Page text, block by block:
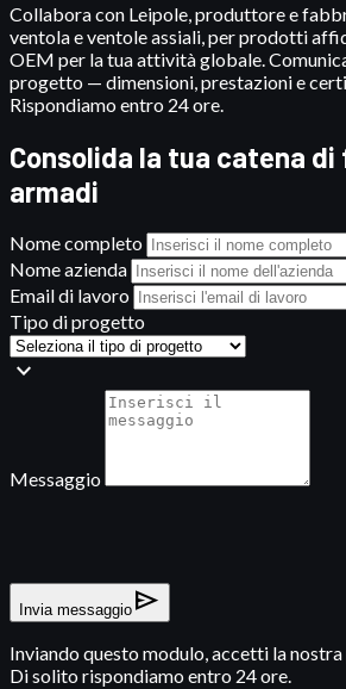
Collabora con Leipole, produttore e
ventola e ventole assiali, per prodotti
OEM per la tua attività globale.
progetto — dimensioni, prestazioni e
Rispondiamo entro 24 ore.
Consolida la tua catena
armadi
Nome completo
Nome azienda
Email di lavoro
Tipo di progetto
expand_more
Messaggio
Invia messaggio send
Inviando questo modulo, accetti la
Di solito rispondiamo entro 24 ore.